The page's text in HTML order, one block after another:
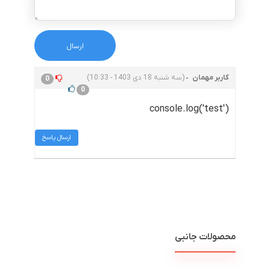
کاربر مهمان (سه شنبه 18 دی 1403 - 10:33)
0
0
console.log('test')
ارسال پاسخ
محصولات جانبی